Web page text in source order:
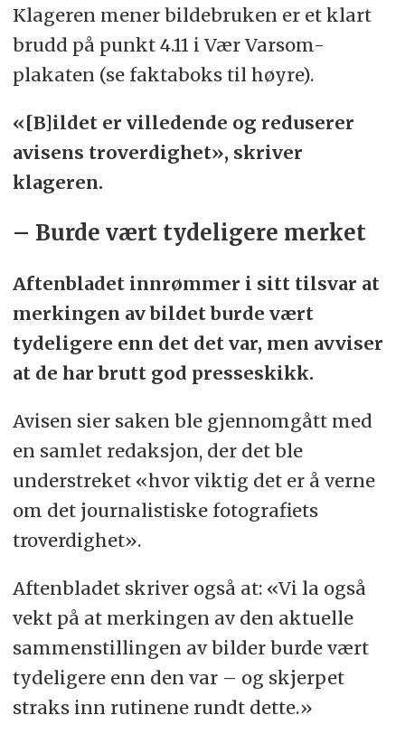
bilder kan bare aksepteres som illustrasjon
når det tydelig fremgår at det dreier seg
Kilde: Norsk Presseforbund
Klageren mener bildebruken er et klart
brudd på punkt 4.11 i Vær Varsom-
plakaten (se faktaboks til høyre).
«[B]ildet er villedende og reduserer
avisens troverdighet», skriver
klageren.
– Burde vært tydeligere merket
Aftenbladet innrømmer i sitt tilsvar at
merkingen av bildet burde vært
tydeligere enn det det var, men avviser
at de har brutt god presseskikk.
Avisen sier saken ble gjennomgått med
en samlet redaksjon, der det ble
understreket «hvor viktig det er å verne
om det journalistiske fotografiets
troverdighet».
Aftenbladet skriver også at: «Vi la også
vekt på at merkingen av den aktuelle
sammenstillingen av bilder burde vært
tydeligere enn den var – og skjerpet
straks inn rutinene rundt dette.»